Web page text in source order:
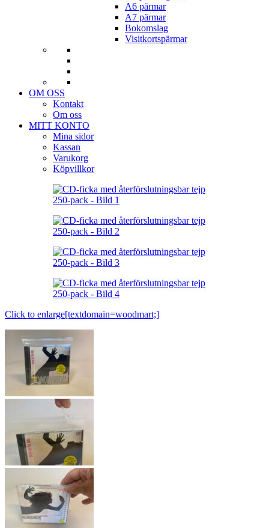
A6 pärmar
A7 pärmar
Bokomslag
Visitkortspärmar
OM OSS
Kontakt
Om oss
MITT KONTO
Mina sidor
Kassan
Varukorg
Köpvillkor
Click to enlarge[textdomain=woodmart;]